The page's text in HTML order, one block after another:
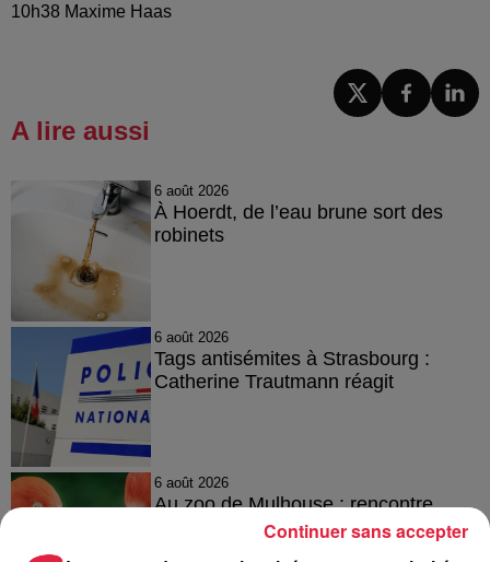
10h38 Maxime Haas
A lire aussi
6 août 2026
À Hoerdt, de l’eau brune sort des
robinets
6 août 2026
Tags antisémites à Strasbourg :
Catherine Trautmann réagit
6 août 2026
Au zoo de Mulhouse : rencontre
avec les flamants rouges
Continuer sans accepter